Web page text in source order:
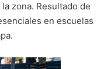
zona. Resultado de
en escuelas